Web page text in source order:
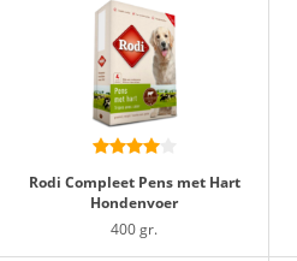
Rodi Compleet Pens met Hart
Hondenvoer
400 gr.